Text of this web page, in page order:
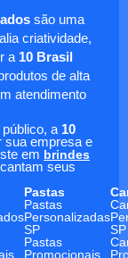
são uma
criatividade,
a 10 Brasil
de alta
atendimento
público, a 10
sua empresa e
em brindes
seus
Pastas
Pastas
Personalizadas
SP
SP
Pastas
Promocionais